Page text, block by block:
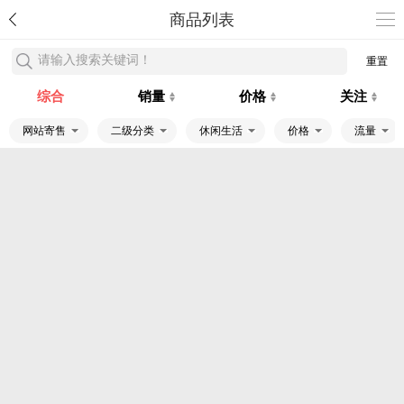
商品列表
请输入搜索关键词！ 重置
综合 销量 价格 关注
网站寄售 二级分类 休闲生活 价格 流量